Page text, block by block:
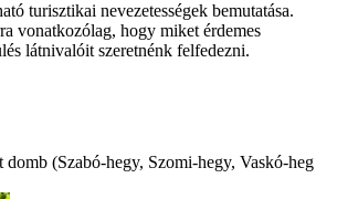
turisztikai nevezetességek bemutatása.
vonatkozólag, hogy miket érdemes
látnivalóit szeretnénk felfedezni.
domb (Szabó-hegy, Szomi-hegy, Vaskó-heg